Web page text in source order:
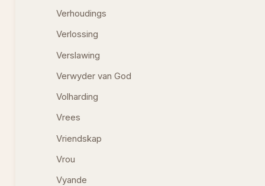
Verhoudings
Verlossing
Verslawing
Verwyder van God
Volharding
Vrees
Vriendskap
Vrou
Vyande